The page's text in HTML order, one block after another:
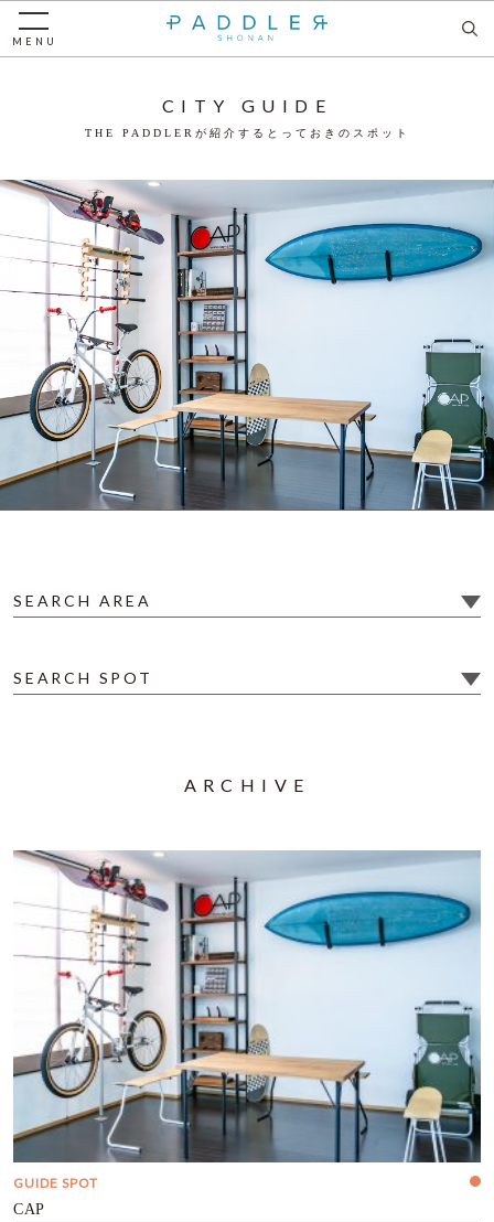
MENU
CITY GUIDE
THE PADDLERが紹介するとっておきのスポット
SEARCH AREA
SEARCH SPOT
ARCHIVE
GUIDE SPOT
CAP